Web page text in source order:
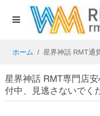
ホーム 星界神話 RMT通
星界神話 RMT専門店
付中、見逃さないでく